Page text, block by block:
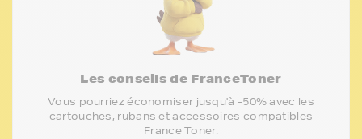
Les conseils de FranceToner
Vous pourriez économiser jusqu'à -50% avec les
cartouches, rubans et accessoires compatibles
France Toner.